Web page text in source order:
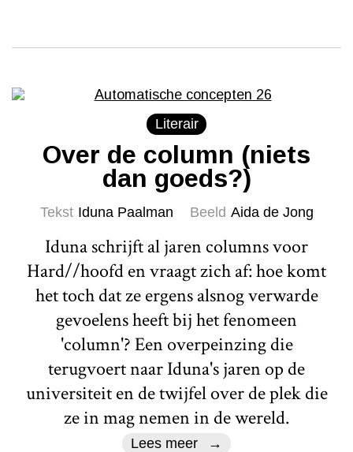
Literair
Over de column (niets
dan goeds?)
Tekst Iduna Paalman Beeld Aida de Jong
Iduna schrijft al jaren columns voor
Hard//hoofd en vraagt zich af: hoe komt
het toch dat ze ergens alsnog verwarde
gevoelens heeft bij het fenomeen
'column'? Een overpeinzing die
terugvoert naar Iduna's jaren op de
universiteit en de twijfel over de plek die
ze in mag nemen in de wereld.
Lees meer